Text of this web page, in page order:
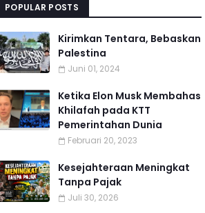
POPULAR POSTS
Kirimkan Tentara, Bebaskan
Palestina
Juni 01, 2024
Ketika Elon Musk Membahas
Khilafah pada KTT
Pemerintahan Dunia
Februari 20, 2023
Kesejahteraan Meningkat
Tanpa Pajak
Juli 30, 2026